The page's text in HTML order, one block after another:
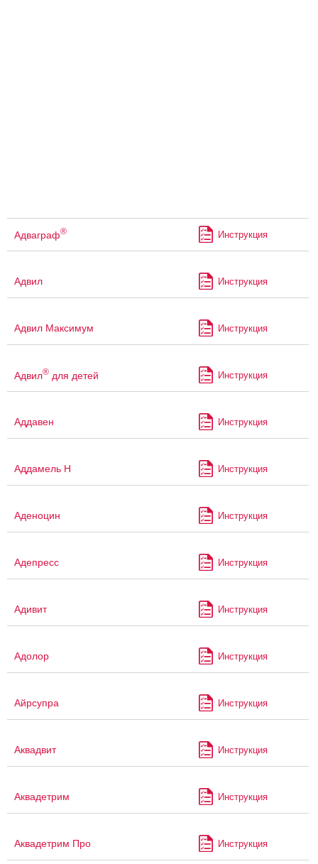
Адваграф® Инструкция
Адвил Инструкция
Адвил Максимум Инструкция
Адвил® для детей Инструкция
Аддавен Инструкция
Аддамель Н Инструкция
Аденоцин Инструкция
Адепресс Инструкция
Адивит Инструкция
Адолор Инструкция
Айрсупра Инструкция
Аквадвит Инструкция
Аквадетрим Инструкция
Аквадетрим Про Инструкция